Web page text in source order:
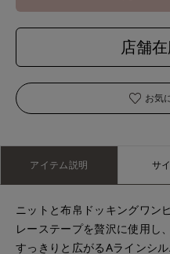
店舗
お気
アイテム説明 サ
ニットと布帛ドッキングワン
レーステープを贅沢に使用し
すっきりと広がるAラインシ